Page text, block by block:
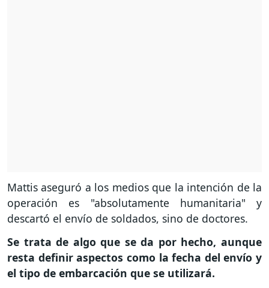
Mattis aseguró a los medios que la intención de la
operación es "absolutamente humanitaria" y
descartó el envío de soldados, sino de doctores.
Se trata de algo que se da por hecho, aunque
resta definir aspectos como la fecha del envío y
el tipo de embarcación que se utilizará.